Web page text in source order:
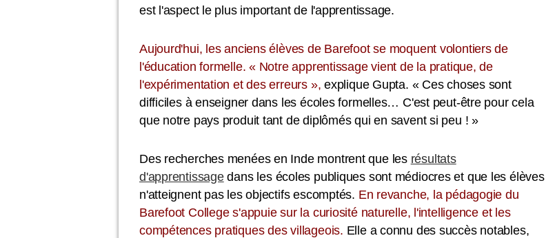
est l'aspect le plus important de l'apprentissage.
Aujourd'hui, les anciens élèves de Barefoot se moquent volontiers de
l'éducation formelle. « Notre apprentissage vient de la pratique, de
l'expérimentation et des erreurs », explique Gupta. « Ces choses sont
difficiles à enseigner dans les écoles formelles… C'est peut-être pour cela
que notre pays produit tant de diplômés qui en savent si peu ! »
Des recherches menées en Inde montrent que les résultats
d'apprentissagedans les écoles publiques sont médiocres et que les élèves
n'atteignent pas les objectifs escomptés. En revanche, la pédagogie du
Barefoot College s'appuie sur la curiosité naturelle, l'intelligence et les
compétences pratiques des villageois. Elle a connu des succès notables,